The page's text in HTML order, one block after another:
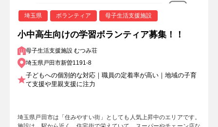
埼玉県 ボランティア 母子生活支援施設
小中高生向けの学習ボランティア募集！！
母子生活支援施設 むつみ荘
埼玉県戸田市新曽1191-8
子どもへの個別的な対応｜職員の定着率が高い｜地域の子育
て支援や里親支援に注力
埼玉県戸田市は「住みやすい街」としても人気上昇中のエリアです。